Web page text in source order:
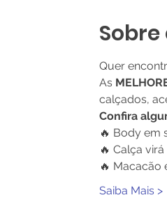
Quer
As
calçados,
Confira
🔥 Body em
🔥 Calça
🔥 Macacão
Saiba Mais >